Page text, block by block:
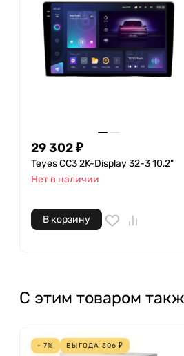
29 302 ₽
Teyes CC3 2K-Display 32-3 10,2"
Нет в наличии
В корзину
С этим товаром
- 7% ВЫГОДА 506 ₽